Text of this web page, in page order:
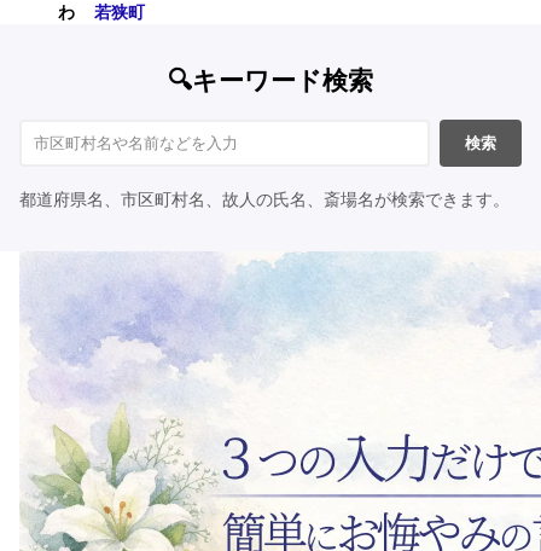
わ 若狭町
🔍キーワード検索
検索
都道府県名、市区町村名、故人の氏名、斎場名が検索できます。